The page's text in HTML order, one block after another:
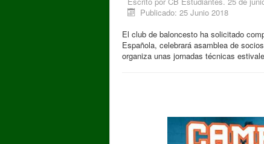
Publicado: 25 Junio 2018
El club de baloncesto ha solicitado
Española, celebrará asamblea de
organiza unas jornadas técnicas